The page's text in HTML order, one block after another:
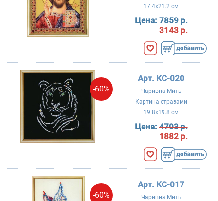
17.4x21.2 см
Цена:7859 р.
3143 р.
-60%
Арт. КС-020
Чаривна Мить
Картина стразами
19.8x19.8 см
Цена:4703 р.
1882 р.
-60%
Арт. КС-017
Чаривна Мить